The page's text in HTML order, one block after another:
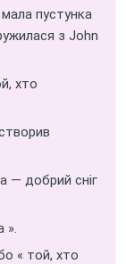
пустунка
з John
хто
— добрий сніг
».
« той, хто